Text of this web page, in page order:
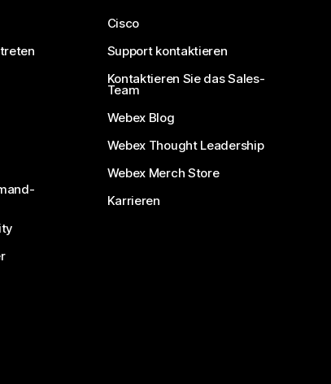
Cisco
Support kontaktieren
Kontaktieren Sie das Sales-
Team
Webex Blog
Webex Thought Leadership
Webex Merch Store
Karrieren